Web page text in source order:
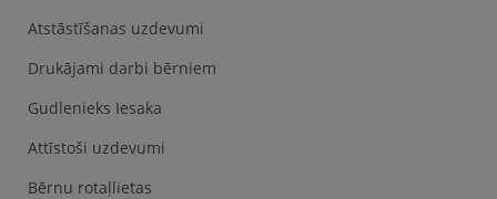
Atstāstīšanas uzdevumi
Drukājami darbi bērniem
Gudlenieks Iesaka
Attīstoši uzdevumi
Bērnu rotaļlietas